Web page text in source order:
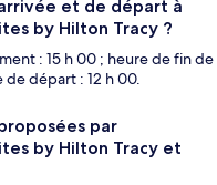
et de départ à
by Hilton Tracy ?
: 15 h 00 ; heure de fin de
départ : 12 h 00.
par
by Hilton Tracy et